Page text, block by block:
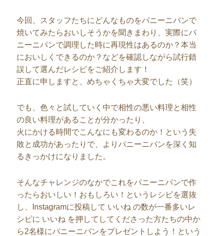
今回、スタッフたちにどんなものをパニーニパンで
焼いてみたらおいしそうかを聞きまわり、実際にパ
ニーニパンで調理した時に再現性はあるのか？本当
においしくできるのか？などを確認しながら試行錯
誤して選んだレシピをご紹介します！
正直に申しますと、めちゃくちゃ大変でした（笑）
でも、色々と試していく中で相性の悪い料理と相性
の良い料理があることが分かったり、
火にかける時間でこんなにも変わるのか！という失
敗と成功があったりで、よりパニーニパンを深く知
るきっかけになりました。
そんなチャレンジのなかでこれをパニーニパンで作
ったらおいしい！おもしろい！というレシピを選抜
し、Instagramに投稿して いいね の数が一番多いレ
シピに いいね を押してしてくださった方たちの中か
ら2名様にパニーニパンをプレゼントしよう！という